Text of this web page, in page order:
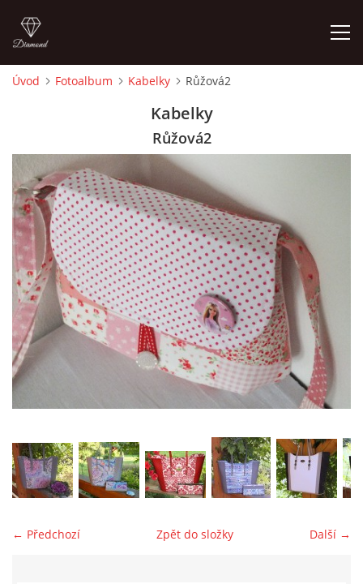
CEDULKY
MOJE POSLEDNÍ PRÁCE
jk-laguna@seznam.cz
© 2025 eStránky.cz
Úvod Fotoalbum Kabelky Růžová2
Kabelky
Růžová2
← Předchozí Další →
Zpět do složky